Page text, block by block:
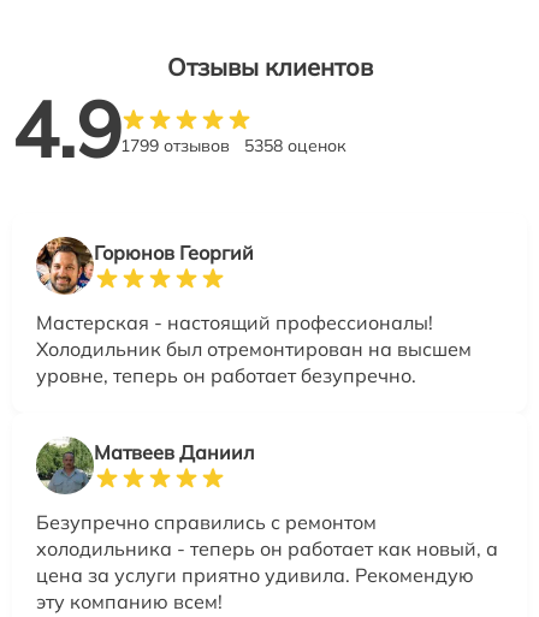
Отзывы клиентов
4.91799 отзывов 5358 оценок
Горюнов Георгий
Мастерская - настоящий профессионалы!
Холодильник был отремонтирован на высшем
уровне, теперь он работает безупречно.
Матвеев Даниил
Безупречно справились с ремонтом
холодильника - теперь он работает как новый, а
цена за услуги приятно удивила. Рекомендую
эту компанию всем!